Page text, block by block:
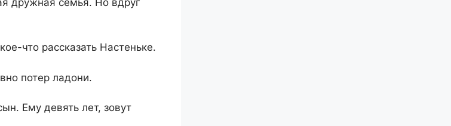
что рассказать Настеньке.
потер ладони.
Ему девять лет, зовут